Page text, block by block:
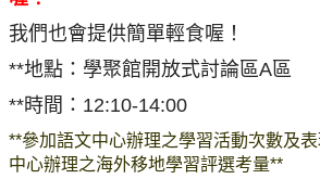
我們也會提供簡單輕食喔！
**地點：學聚館開放式討論區A區
**時間：12:10-14:00
**參加語文中心辦理之學習活動次數及
中心辦理之海外移地學習評選考量**